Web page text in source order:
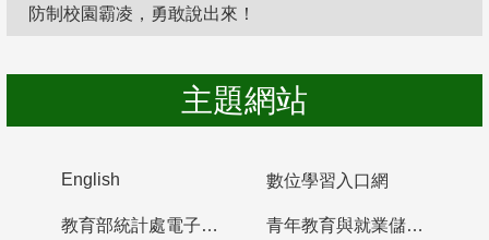
防制校園霸凌，勇敢說出來！
主題網站
English 數位學習入口網
教育部統計處電子書櫃 青年教育與就業儲蓄帳戶